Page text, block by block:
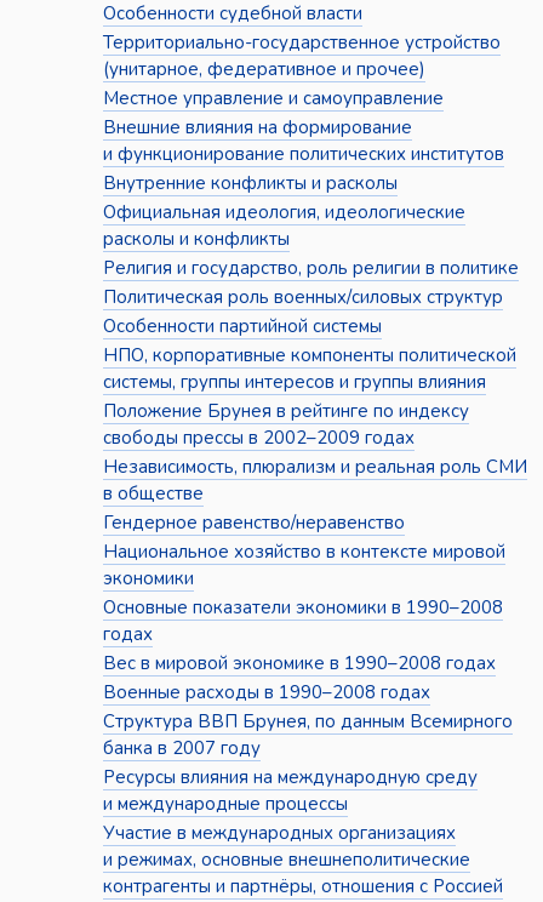
Особенности судебной власти
Территориально-государственное устройство
(унитарное, федеративное и прочее)
Местное управление и самоуправление
Внешние влияния на формирование
и функционирование политических институтов
Внутренние конфликты и расколы
Официальная идеология, идеологические
расколы и конфликты
Религия и государство, роль религии в политике
Политическая роль военных/силовых структур
Особенности партийной системы
НПО, корпоративные компоненты политической
системы, группы интересов и группы влияния
Положение Брунея в рейтинге по индексу
свободы прессы в 2002–2009 годах
Независимость, плюрализм и реальная роль СМИ
в обществе
Гендерное равенство/неравенство
Национальное хозяйство в контексте мировой
экономики
Основные показатели экономики в 1990–2008
годах
Вес в мировой экономике в 1990–2008 годах
Военные расходы в 1990–2008 годах
Структура ВВП Брунея, по данным Всемирного
банка в 2007 году
Ресурсы влияния на международную среду
и международные процессы
Участие в международных организациях
и режимах, основные внешнеполитические
контрагенты и партнёры, отношения с Россией